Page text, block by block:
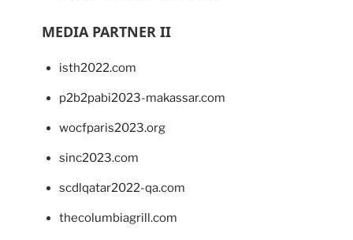
MEDIA PARTNER II
isth2022.com
p2b2pabi2023-makassar.com
wocfparis2023.org
sinc2023.com
scdlqatar2022-qa.com
thecolumbiagrill.com